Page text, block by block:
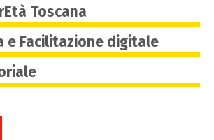
Toscana
e Facilitazione digitale